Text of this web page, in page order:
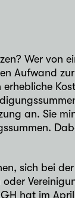
Wer von
Aufwand
an. Sie
sich bei
hat im